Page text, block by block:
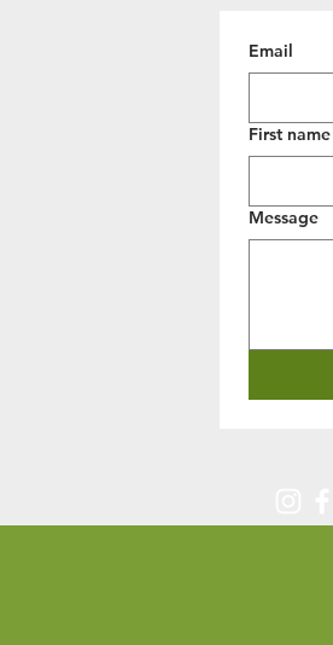
Email
First name
Message